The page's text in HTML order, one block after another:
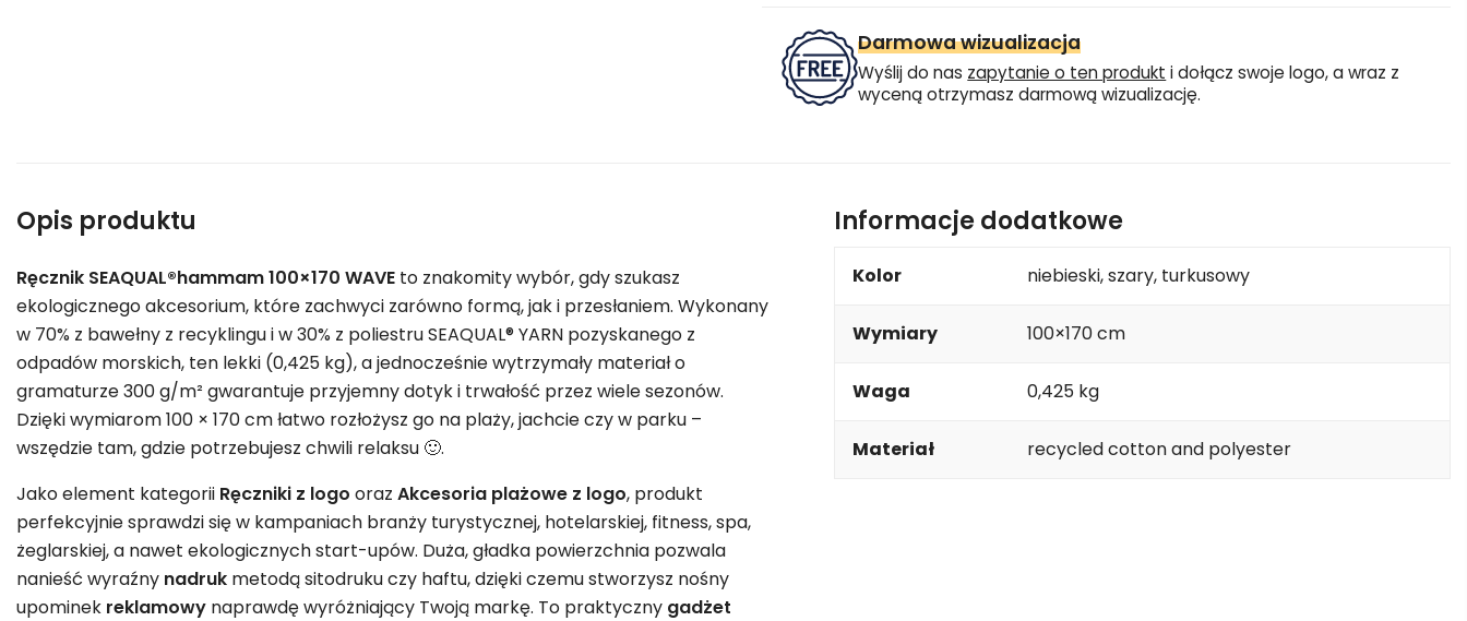
Darmowa wizualizacja
Wyślij do nas zapytanie o ten produkt i dołącz swoje logo, a wraz z
wyceną otrzymasz darmową wizualizację.
Opis produktu
Ręcznik SEAQUAL®hammam 100×170 WAVE to znakomity wybór, gdy szukasz
ekologicznego akcesorium, które zachwyci zarówno formą, jak i przesłaniem. Wykonany
w 70% z bawełny z recyklingu i w 30% z poliestru SEAQUAL® YARN pozyskanego z
odpadów morskich, ten lekki (0,425 kg), a jednocześnie wytrzymały materiał o
gramaturze 300 g/m² gwarantuje przyjemny dotyk i trwałość przez wiele sezonów.
Dzięki wymiarom 100 × 170 cm łatwo rozłożysz go na plaży, jachcie czy w parku –
wszędzie tam, gdzie potrzebujesz chwili relaksu 🙂.
Jako element kategorii Ręczniki z logo oraz Akcesoria plażowe z logo, produkt
perfekcyjnie sprawdzi się w kampaniach branży turystycznej, hotelarskiej, fitness, spa,
żeglarskiej, a nawet ekologicznych start-upów. Duża, gładka powierzchnia pozwala
nanieść wyraźny nadruk metodą sitodruku czy haftu, dzięki czemu stworzysz nośny
upominek reklamowy naprawdę wyróżniający Twoją markę. To praktyczny gadżet
Informacje dodatkowe
Kolor niebieski, szary, turkusowy
Wymiary 100×170 cm
Waga 0,425 kg
Materiał recycled cotton and polyester